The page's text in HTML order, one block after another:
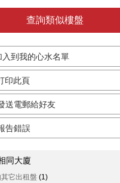
查詢類似樓盤
入到我的心水名單
印此頁
送電郵給好友
告錯誤
同大廈
它出租盤 (1)